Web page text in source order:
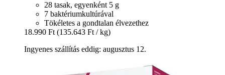
28 tasak, egyenként 5 g
7 baktériumkultúrával
Tökéletes a gondtalan élvezethez
18.990 Ft (135.643 Ft / kg)
Ingyenes szállítás eddig: augusztus 12.